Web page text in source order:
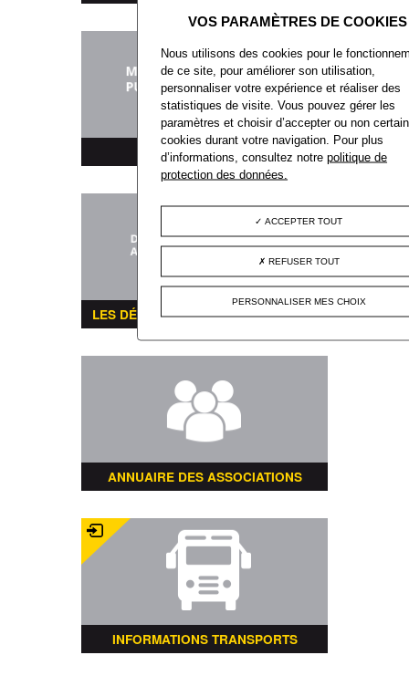
MARCHÉS PUBLICS
LES DÉMARCHES ADMINISTRATIVES
ANNUAIRE DES ASSOCIATIONS
INFORMATIONS TRANSPORTS
Nous utilisons des cookies pour le
de ce site, pour améliorer son utilisation,
personnaliser votre expérience et réaliser des
statistiques de visite. Vous pouvez gérer les
paramètres et choisir d’accepter ou non
cookies durant votre navigation. Pour plus
d’informations, consultez notrepolitique de
protection des données.
ACCEPTER TOUT
REFUSER TOUT
PERSONNALISER MES CHOIX